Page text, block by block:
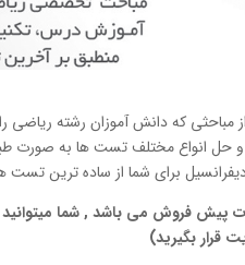
مباحثی که دانش آموزان رشته ریاضی
و حل انواع مختلف تست ها به صورت
برای شما از ساده ترین تست
قرار بگیرید)